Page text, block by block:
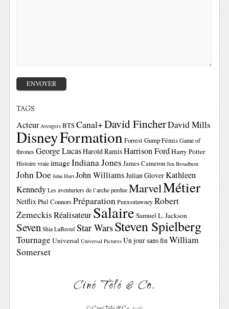
TAGS
Acteur Avengers BTSCanal+David FincherDavid Mills
DisneyFormationForrest GumpFémis Game of
thrones George LucasHarold RamisHarrison FordHarry Potter
Histoire vraie imageIndiana Jones James Cameron Jim Broadbent
John Doe John Hurt John WilliamsJulian GloverKathleen
Kennedy Les aventuriers de l’arche perdue MarvelMétier
NetflixPhil ConnorsPréparation Punxsutawney Robert
ZemeckisRéalisateurSalaire Samuel L. Jackson
Seven Shia LaBeouf Star WarsSteven Spielberg
TournageUniversal Universal Pictures Un jour sans finWilliam
Somerset
Ciné Télé & Co.